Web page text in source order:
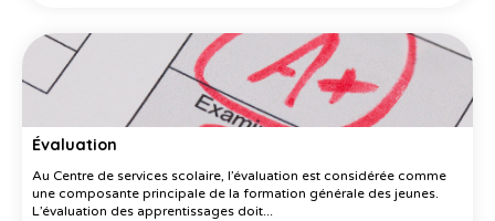
Évaluation
Au Centre de services scolaire, l’évaluation est considérée comme
une composante principale de la formation générale des jeunes.
L’évaluation des apprentissages doit...